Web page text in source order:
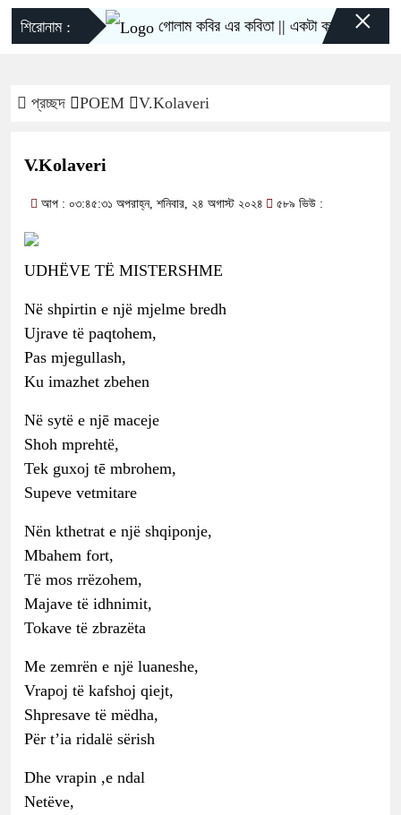
শিরোনাম : গোলাম কবির এর কবিতা || একটা কাঙ্ক্ষিত স্বপ্নের
×
প্রচ্ছদ POEM V.Kolaveri
V.Kolaveri
আপ : ০৩:৪৫:৩১ অপরাহ্ন, শনিবার, ২৪ অগাস্ট ২০২৪ ৫৮৯ ভিউ :
UDHËVE TË MISTERSHME
Në shpirtin e një mjelme bredh
Ujrave të paqtohem,
Pas mjegullash,
Ku imazhet zbehen
Në sytë e njē maceje
Shoh mprehtë,
Tek guxoj tē mbrohem,
Supeve vetmitare
Nën kthetrat e një shqiponje,
Mbahem fort,
Të mos rrëzohem,
Majave të idhnimit,
Tokave të zbrazëta
Me zemrën e një luaneshe,
Vrapoj të kafshoj qiejt,
Shpresave të mëdha,
Për t’ia ridalë sërish
Dhe vrapin ,e ndal
Netëve,